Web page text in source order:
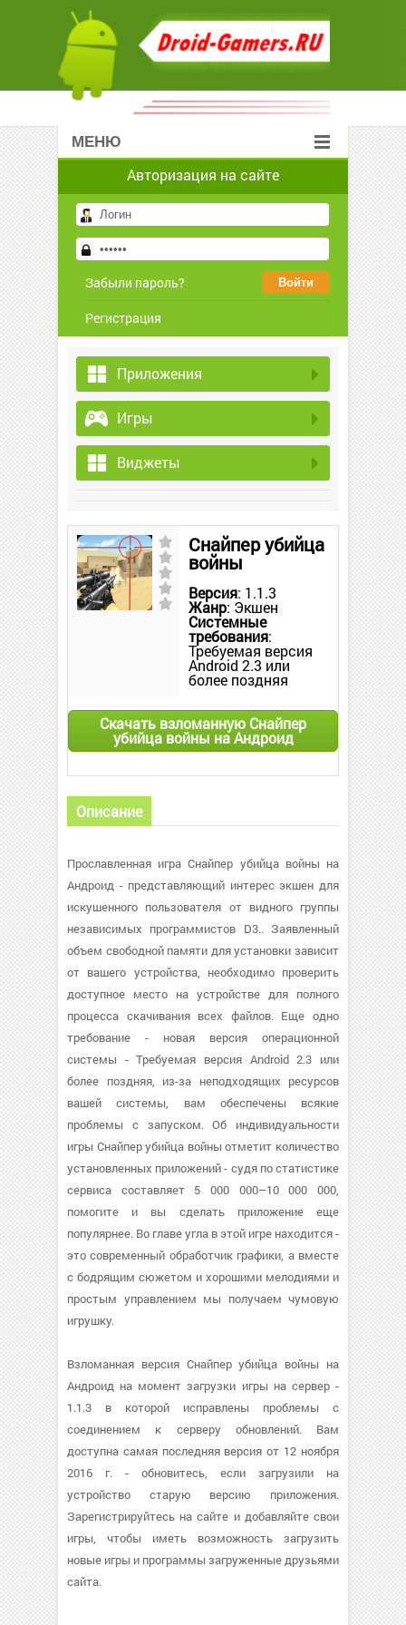
МЕНЮ
Авторизация на сайте
Забыли пароль?
Регистрация
Приложения
Игры
Виджеты
Снайпер убийца
войны
Версия: 1.1.3
Жанр: Экшен
Системные
требования:
Требуемая версия
Android 2.3 или
более поздняя
Скачать взломанную Снайпер
убийца войны на Андроид
Описание
Прославленная игра Снайпер убийца войны на
Андроид - представляющий интерес экшен для
искушенного пользователя от видного группы
независимых программистов D3.. Заявленный
объем свободной памяти для установки зависит
от вашего устройства, необходимо проверить
доступное место на устройстве для полного
процесса скачивания всех файлов. Еще одно
требование - новая версия операционной
системы - Требуемая версия Android 2.3 или
более поздняя, из-за неподходящих ресурсов
вашей системы, вам обеспечены всякие
проблемы с запуском. Об индивидуальности
игры Снайпер убийца войны отметит количество
установленных приложений - судя по статистике
сервиса составляет 5 000 000–10 000 000,
помогите и вы сделать приложение еще
популярнее. Во главе угла в этой игре находится -
это современный обработчик графики, а вместе
с бодрящим сюжетом и хорошими мелодиями и
простым управлением мы получаем чумовую
игрушку.
Взломанная версия Снайпер убийца войны на
Андроид на момент загрузки игры на сервер -
1.1.3 в которой исправлены проблемы с
соединением к серверу обновлений. Вам
доступна самая последняя версия от 12 ноября
2016 г. - обновитесь, если загрузили на
устройство старую версию приложения.
Зарегистрируйтесь на сайте и добавляйте свои
игры, чтобы иметь возможность загрузить
новые игры и программы загруженные друзьями
сайта.